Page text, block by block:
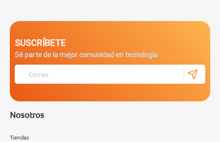
SUSCRÍBETE
Sé parte de la mejor comunidad en tecnología
Nosotros
Tiendas